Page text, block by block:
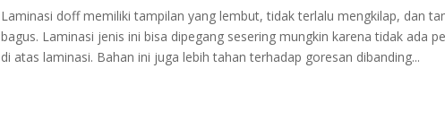
Laminasi doff memiliki tampilan yang lembut, tidak terlalu mengkilap, dan
bagus. Laminasi jenis ini bisa dipegang sesering mungkin karena tidak ada
di atas laminasi. Bahan ini juga lebih tahan terhadap goresan dibanding...